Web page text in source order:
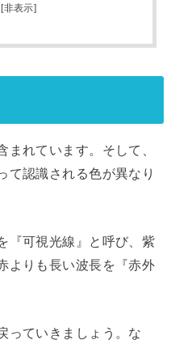
[非表示]
まれています。そして、
て認識される色が異なり
『可視光線』と呼び、紫
よりも長い波長を『赤外
っていきましょう。な